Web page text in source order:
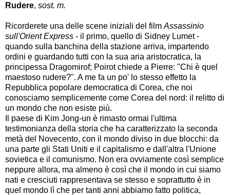
Rudere, sost. m.
Ricorderete una delle scene iniziali del film Assassinio
sull'Orient Express - il primo, quello di Sidney Lumet -
quando sulla banchina della stazione arriva, impartendo
ordini e guardando tutti con la sua aria aristocratica, la
principessa Dragomirof; Poirot chiede a Pierre: "Chi è quel
maestoso rudere?". A me fa un po' lo stesso effetto la
Repubblica popolare democratica di Corea, che noi
conosciamo semplicemente come Corea del nord: il relitto di
un mondo che non esiste più.
Il paese di Kim Jong-un è rimasto ormai l'ultima
testimonianza della storia che ha caratterizzato la seconda
metà del Novecento, con il mondo diviso in due blocchi: da
una parte gli Stati Uniti e il capitalismo e dall'altra l'Unione
sovietica e il comunismo. Non era ovviamente così semplice
neppure allora, ma almeno è così che il mondo in cui siamo
nati e cresciuti rappresentava se stesso e soprattutto è in
quel mondo lì che per tanti anni abbiamo fatto politica,